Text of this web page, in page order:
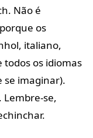
Não é
os
italiano,
os idiomas
se imaginar).
Lembre-se,